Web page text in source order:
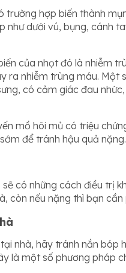
trường hợp biến thành
dưới vú, bụng, cánh
của nhọt đó là nhiễm
ra nhiễm trùng máu. Một
có cảm giác đau
mồ hôi mủ có triệu
để tránh hậu quả nặng.
có những cách điều trị
còn nếu nặng thì bạn
nhà, hãy tránh nắn bóp
là một số phương pháp